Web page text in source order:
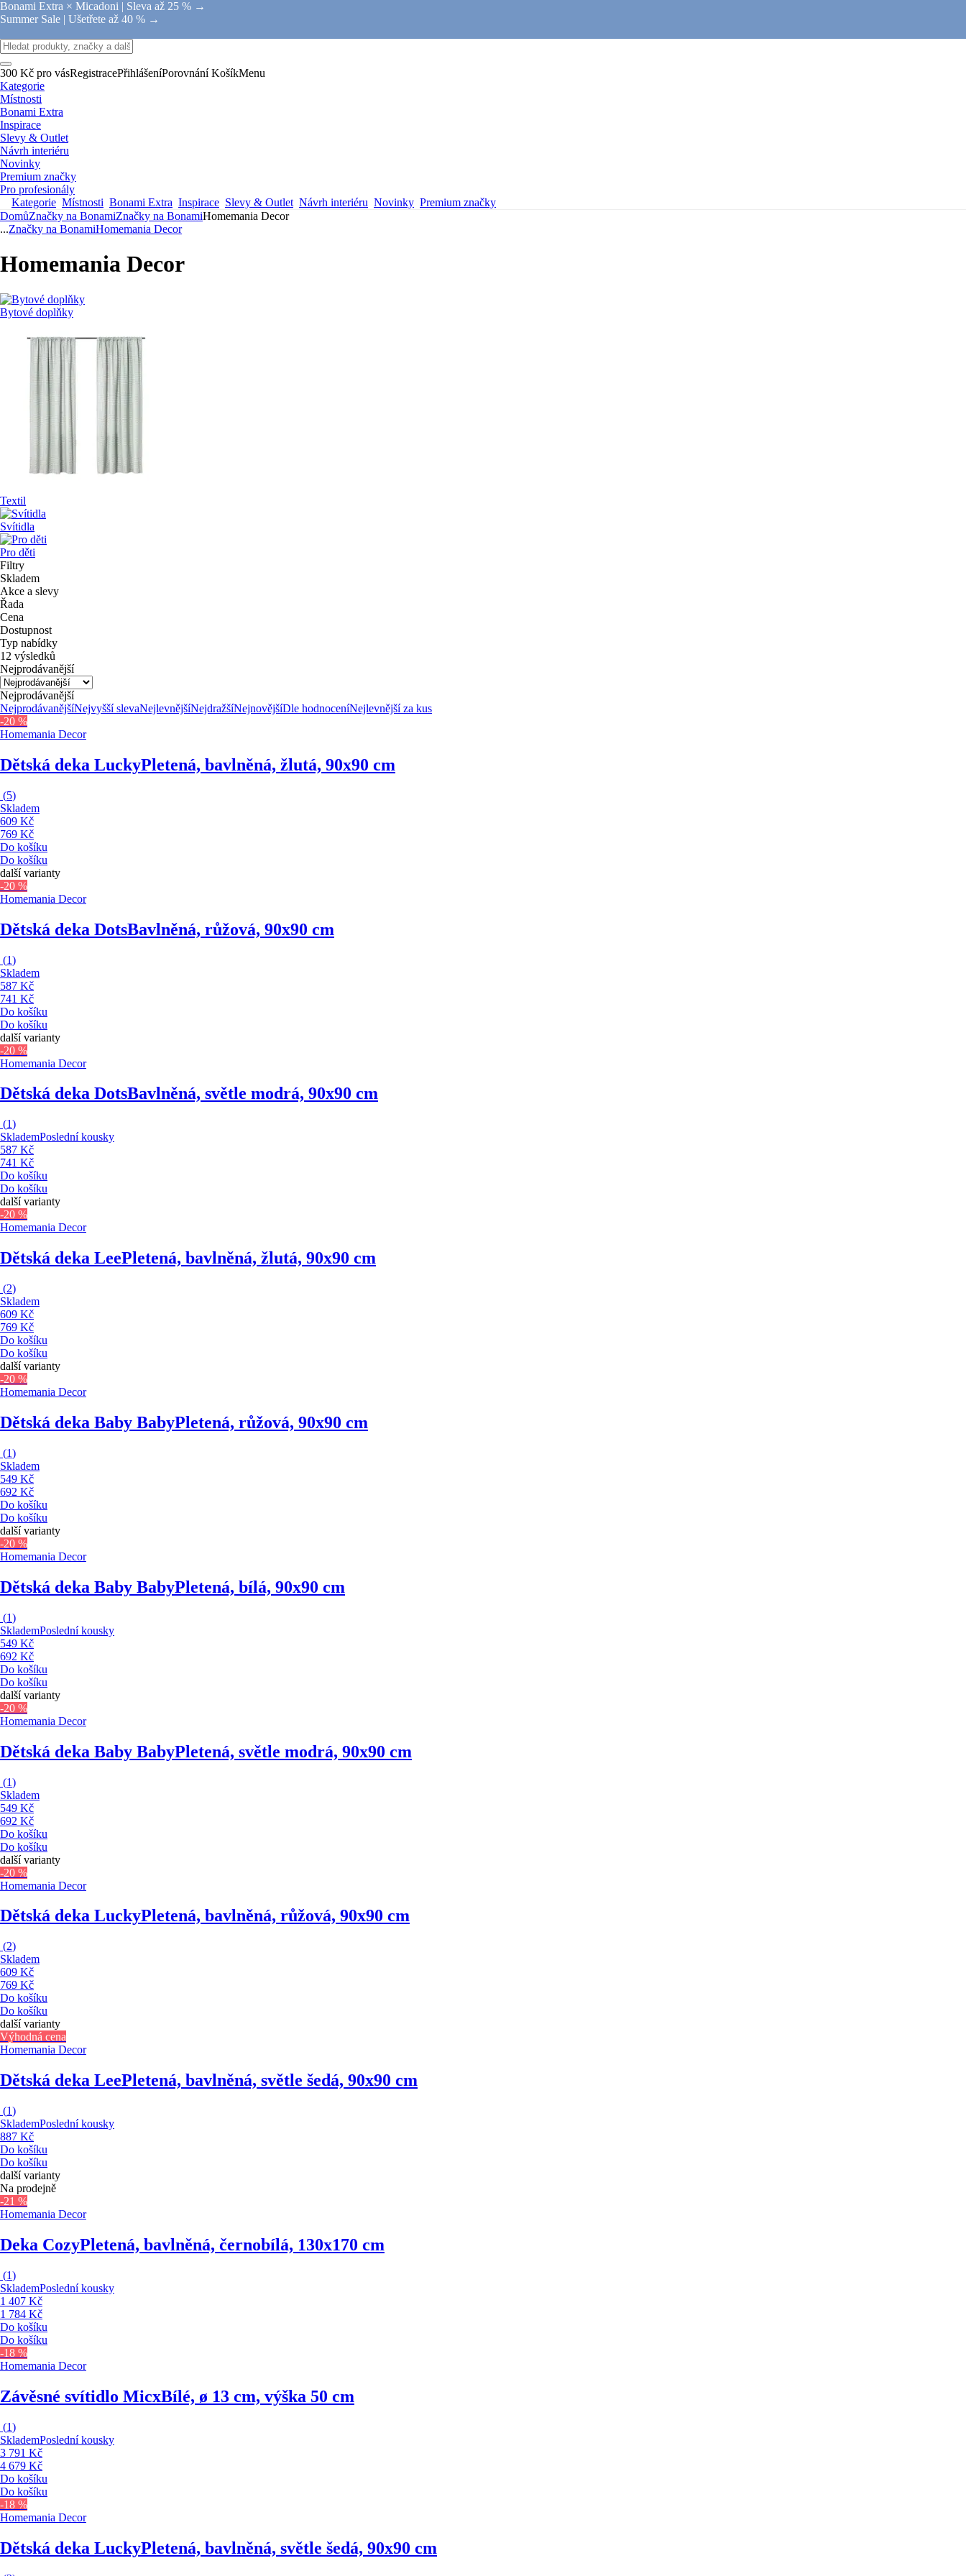
Bonami Extra × Micadoni | Sleva až 25 % →
Summer Sale | Ušetřete až 40 % →
300 Kč pro vásRegistracePřihlášeníPorovnání KošíkMenu
Kategorie
Místnosti
Bonami Extra
Inspirace
Slevy & Outlet
Návrh interiéru
Novinky
Premium značky
Pro profesionály
Kategorie Místnosti Bonami Extra Inspirace Slevy & Outlet Návrh interiéru Novinky Premium značky
DomůZnačky na BonamiZnačky na BonamiHomemania Decor
...Značky na BonamiHomemania Decor
Homemania Decor
Bytové doplňky
Textil
Svítidla
Pro děti
Filtry
Skladem
Akce a slevy
Řada
Cena
Dostupnost
Typ nabídky
12 výsledků
Nejprodávanější
Nejprodávanější
NejprodávanějšíNejvyšší slevaNejlevnějšíNejdražšíNejnovějšíDle hodnoceníNejlevnější za kus
-20 %
Homemania Decor
Dětská deka LuckyPletená, bavlněná, žlutá, 90x90 cm
(5)
Skladem
609 Kč
769 Kč
Do košíku
Do košíku
další varianty
-20 %
Homemania Decor
Dětská deka DotsBavlněná, růžová, 90x90 cm
(1)
Skladem
587 Kč
741 Kč
Do košíku
Do košíku
další varianty
-20 %
Homemania Decor
Dětská deka DotsBavlněná, světle modrá, 90x90 cm
(1)
SklademPoslední kousky
587 Kč
741 Kč
Do košíku
Do košíku
další varianty
-20 %
Homemania Decor
Dětská deka LeePletená, bavlněná, žlutá, 90x90 cm
(2)
Skladem
609 Kč
769 Kč
Do košíku
Do košíku
další varianty
-20 %
Homemania Decor
Dětská deka Baby BabyPletená, růžová, 90x90 cm
(1)
Skladem
549 Kč
692 Kč
Do košíku
Do košíku
další varianty
-20 %
Homemania Decor
Dětská deka Baby BabyPletená, bílá, 90x90 cm
(1)
SklademPoslední kousky
549 Kč
692 Kč
Do košíku
Do košíku
další varianty
-20 %
Homemania Decor
Dětská deka Baby BabyPletená, světle modrá, 90x90 cm
(1)
Skladem
549 Kč
692 Kč
Do košíku
Do košíku
další varianty
-20 %
Homemania Decor
Dětská deka LuckyPletená, bavlněná, růžová, 90x90 cm
(2)
Skladem
609 Kč
769 Kč
Do košíku
Do košíku
další varianty
Výhodná cena
Homemania Decor
Dětská deka LeePletená, bavlněná, světle šedá, 90x90 cm
(1)
SklademPoslední kousky
887 Kč
Do košíku
Do košíku
další varianty
Na prodejně
-21 %
Homemania Decor
Deka CozyPletená, bavlněná, černobílá, 130x170 cm
(1)
SklademPoslední kousky
1 407 Kč
1 784 Kč
Do košíku
Do košíku
-18 %
Homemania Decor
Závěsné svítidlo MicxBílé, ø 13 cm, výška 50 cm
(1)
SklademPoslední kousky
3 791 Kč
4 679 Kč
Do košíku
Do košíku
-18 %
Homemania Decor
Dětská deka LuckyPletená, bavlněná, světle šedá, 90x90 cm